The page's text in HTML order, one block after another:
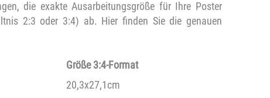
die exakte Ausarbeitungsgröße für Ihre Poster
2:3 oder 3:4) ab. Hier finden Sie die genauen
Größe 3:4-Format
20,3x27,1cm